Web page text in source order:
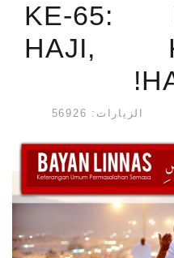
KE-65:
HAJI,
الزيارات: 56926